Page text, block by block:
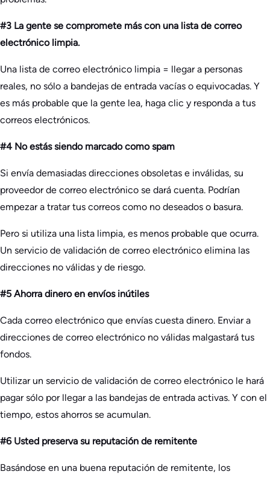
#3 La gente se compromete más con una lista de correo
electrónico limpia.
Una lista de correo electrónico limpia = llegar a personas
reales, no sólo a bandejas de entrada vacías o equivocadas. Y
es más probable que la gente lea, haga clic y responda a tus
correos electrónicos.
#4 No estás siendo marcado como spam
Si envía demasiadas direcciones obsoletas e inválidas, su
proveedor de correo electrónico se dará cuenta. Podrían
empezar a tratar tus correos como no deseados o basura.
Pero si utiliza una lista limpia, es menos probable que ocurra.
Un servicio de validación de correo electrónico elimina las
direcciones no válidas y de riesgo.
#5 Ahorra dinero en envíos inútiles
Cada correo electrónico que envías cuesta dinero. Enviar a
direcciones de correo electrónico no válidas malgastará tus
fondos.
Utilizar un servicio de validación de correo electrónico le hará
pagar sólo por llegar a las bandejas de entrada activas. Y con el
tiempo, estos ahorros se acumulan.
#6 Usted preserva su reputación de remitente
Basándose en una buena reputación de remitente, los